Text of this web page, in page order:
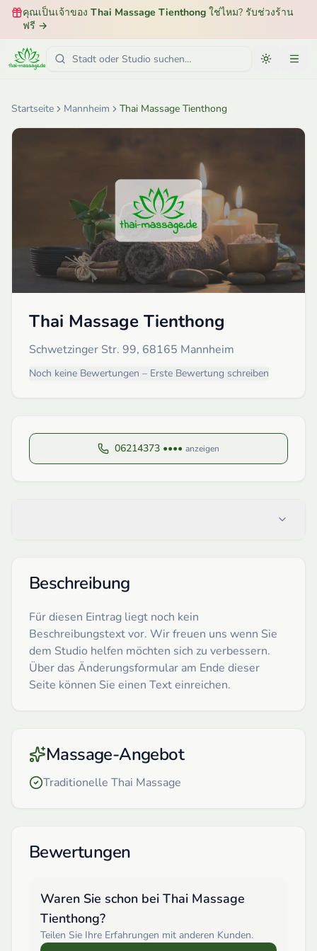
คุณเป็นเจ้าของ Thai Massage Tienthong ใช่ไหม? รับช่วงร้าน
ฟรี →
Startseite Mannheim Thai Massage Tienthong
Thai Massage Tienthong
Schwetzinger Str. 99, 68165 Mannheim
Noch keine Bewertungen – Erste Bewertung schreiben
06214373 •••• anzeigen
Beschreibung
Für diesen Eintrag liegt noch kein
Beschreibungstext vor. Wir freuen uns wenn Sie
dem Studio helfen möchten sich zu verbessern.
Über das Änderungsformular am Ende dieser
Seite können Sie einen Text einreichen.
Massage-Angebot
Traditionelle Thai Massage
Bewertungen
Waren Sie schon bei Thai Massage
Tienthong?
Teilen Sie Ihre Erfahrungen mit anderen Kunden.